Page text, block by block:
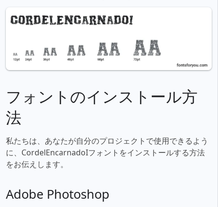
フォントのインストール方
法
私たちは、あなたが自分のプロジェクトで使用できるよう
に、CordelEncarnadoIフォントをインストールする方法
をお伝えします。
Adobe Photoshop